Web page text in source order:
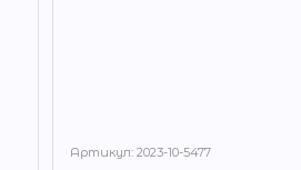
Артикул: 2023-10-5477